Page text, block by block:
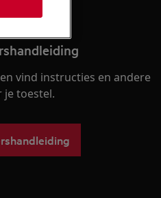
vind instructies en andere
je toestel.